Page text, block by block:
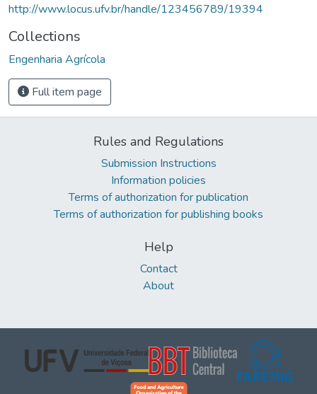
http://www.locus.ufv.br/handle/123456789/19394
Collections
Engenharia Agrícola
Full item page
Rules and Regulations
Submission Instructions
Information policies
Terms of authorization for publication
Terms of authorization for publishing books
Help
Contact
About